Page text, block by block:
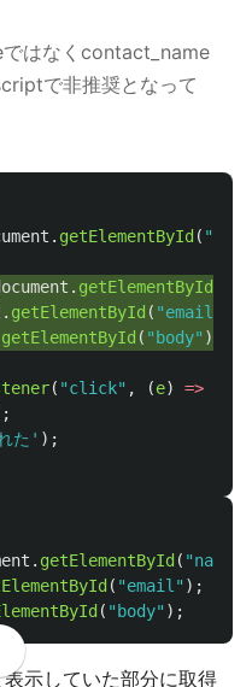
はなくcontact_name
で非推奨となって
. getElementById( "
. getElementById
. getElementById ( "email
getElementById ( "body" );
( "click" , (e) =>
た ' );
. getElementById( "name
( "email " );
( "body" );
示していた部分に取得